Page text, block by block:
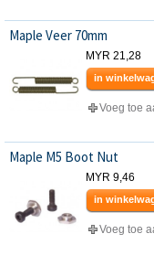
Maple Veer 70mm
MYR 21,28
in
Voeg toe
Maple M5 Boot Nut
MYR 9,46
in
Voeg toe